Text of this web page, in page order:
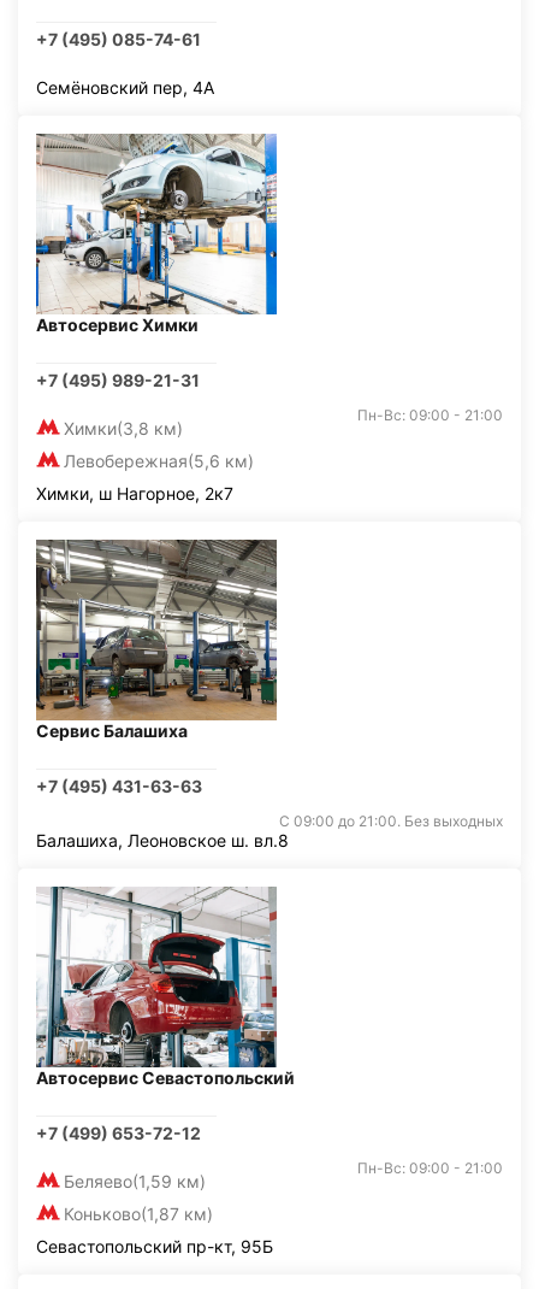
+7 (495) 085-74-61
Семёновский пер, 4А
Автосервис Химки
+7 (495) 989-21-31
Химки(3,8 км)
Левобережная(5,6 км)
Пн-Вс: 09:00 - 21:00
Химки, ш Нагорное, 2к7
Сервис Балашиха
+7 (495) 431-63-63
С 09:00 до 21:00. Без выходных
Балашиха, Леоновское ш. вл.8
Автосервис Севастопольский
+7 (499) 653-72-12
Беляево(1,59 км)
Коньково(1,87 км)
Пн-Вс: 09:00 - 21:00
Севастопольский пр-кт, 95Б